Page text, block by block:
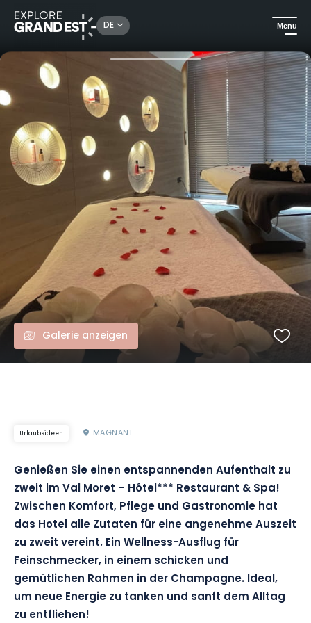
DE Menu
Sehenswertes in der Region Grand Est Wellness-Eskapade in der Champagne
Galerie anzeigen
Urlaubsideen MAGNANT
Genießen Sie einen entspannenden Aufenthalt zu
zweit im Val Moret – Hôtel*** Restaurant & Spa!
Zwischen Komfort, Pflege und Gastronomie hat
das Hotel alle Zutaten für eine angenehme Auszeit
zu zweit vereint. Ein Wellness-Ausflug für
Feinschmecker, in einem schicken und
gemütlichen Rahmen in der Champagne. Ideal,
um neue Energie zu tanken und sanft dem Alltag
zu entfliehen!